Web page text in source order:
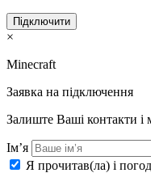
Підключити
×
Minecraft
Заявка на підключення
Залиште Ваші контакти
Ім’я
Я прочитав(ла) і